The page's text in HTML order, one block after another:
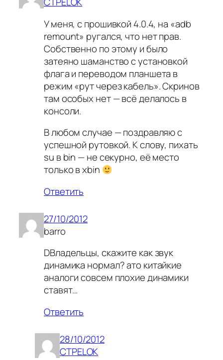
У меня, с прошивкой 4.0.4, на «adb
remount» ругался, что нет прав.
Собственно по этому и было
затеяно шаманство с установкой
флага и переводом планшета в
режим «рут через кабель». Скринов
там особых нет — всё делалось в
консоли.
В любом случае — поздравляю с
успешной рутовкой. К слову, пихать
su в bin — не секурно, её место
только в xbin
Ответить
27/10/2012
barro
DВладельцы, скажите как звук
динамика нормал? ато китайкие
аналоги совсем плохие динамики
ставят…
Ответить
28/10/2012
CTPELOK